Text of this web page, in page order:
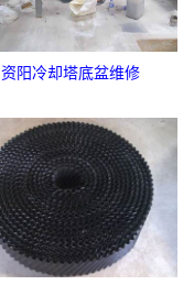
资阳冷却塔底盆维修